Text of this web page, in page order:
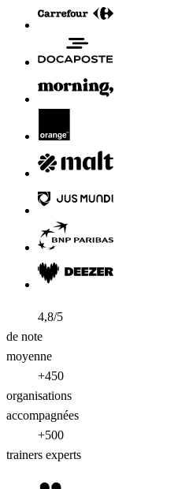
4,8/5
de note
moyenne
+450
organisations
accompagnées
+500
trainers experts